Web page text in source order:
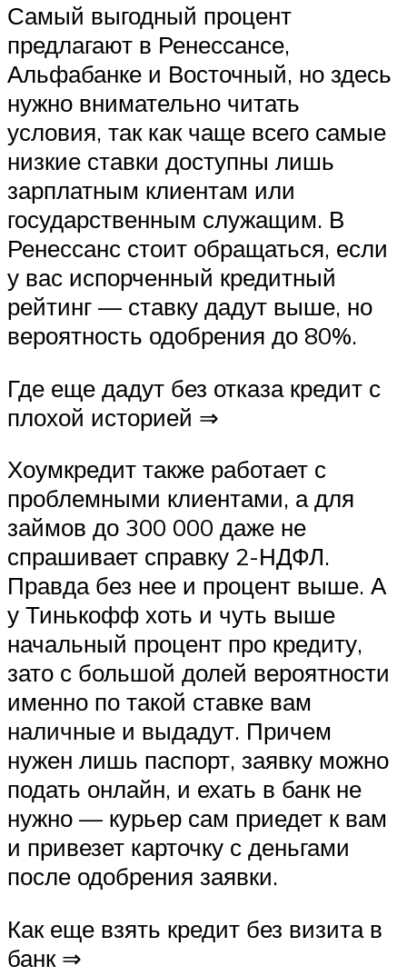
Самый выгодный процент
предлагают в Ренессансе,
Альфабанке и Восточный, но здесь
нужно внимательно читать
условия, так как чаще всего самые
низкие ставки доступны лишь
зарплатным клиентам или
государственным служащим. В
Ренессанс стоит обращаться, если
у вас испорченный кредитный
рейтинг — ставку дадут выше, но
вероятность одобрения до 80%.
Где еще дадут без отказа кредит с
плохой историей ⇒
Хоумкредит также работает с
проблемными клиентами, а для
займов до 300 000 даже не
спрашивает справку 2-НДФЛ.
Правда без нее и процент выше. А
у Тинькофф хоть и чуть выше
начальный процент про кредиту,
зато с большой долей вероятности
именно по такой ставке вам
наличные и выдадут. Причем
нужен лишь паспорт, заявку можно
подать онлайн, и ехать в банк не
нужно — курьер сам приедет к вам
и привезет карточку с деньгами
после одобрения заявки.
Как еще взять кредит без визита в
банк ⇒